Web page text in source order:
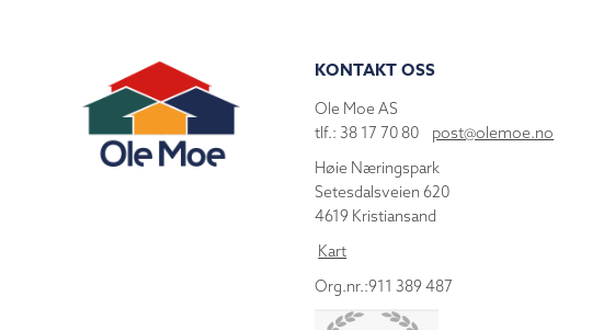
KONTAKT OSS
Ole Moe AS
tlf.: 38 17 70 80 post@olemoe.no
Høie Næringspark
Setesdalsveien 620
4619 Kristiansand
Kart
Org.nr.:911 389 487